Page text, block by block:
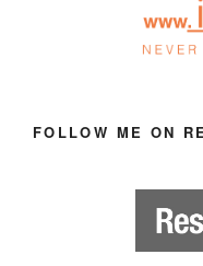
FOLLOW ME ON